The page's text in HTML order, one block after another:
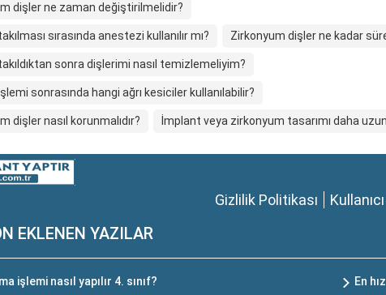
dişler ne zaman değiştirilmelidir?
sırasında anestezi kullanılır mı? Zirkonyum dişler ne kadar
sonra dişlerimi nasıl temizlemeliyim?
sonrasında hangi ağrı kesiciler kullanılabilir?
dişler nasıl korunmalıdır? İmplant veya zirkonyum tasarımı daha
Gizlilik Politikası
EKLENEN YAZILAR
işlemi nasıl yapılır 4. sınıf? En